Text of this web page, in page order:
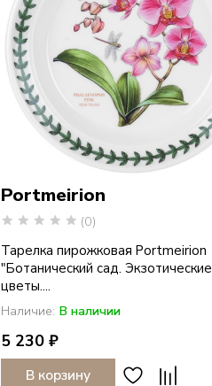
Portmeirion
(0)
Тарелка пирожковая Portmeirion
"Ботанический сад. Экзотические
цветы....
Наличие: В наличии
5 230 ₽
В корзину